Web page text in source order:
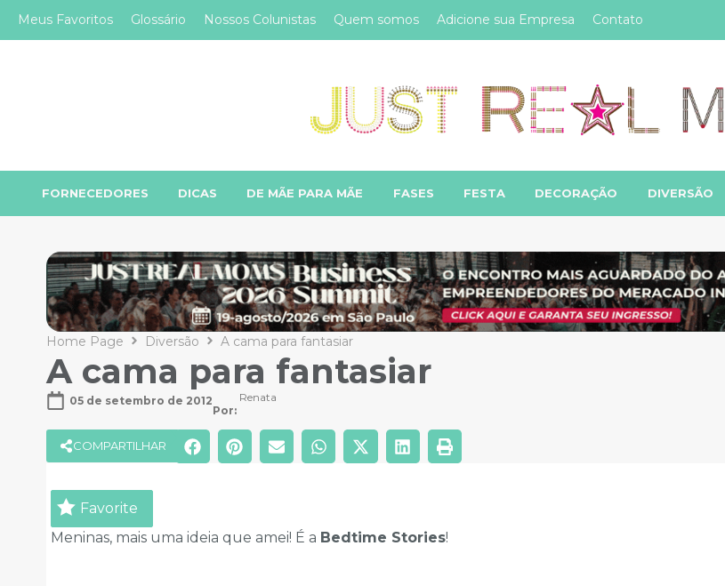
Meus Favoritos Glossário Nossos Colunistas Quem somos Adicione sua Empresa Contato
FORNECEDORES DICAS DE MÃE PARA MÃE FASES FESTA DECORAÇÃO DIVERSÃO
Home Page Diversão A cama para fantasiar
A cama para fantasiar
05 de setembro de 2012
Por:
Renata
COMPARTILHAR
Favorite
Meninas, mais uma ideia que amei! É a Bedtime Stories!